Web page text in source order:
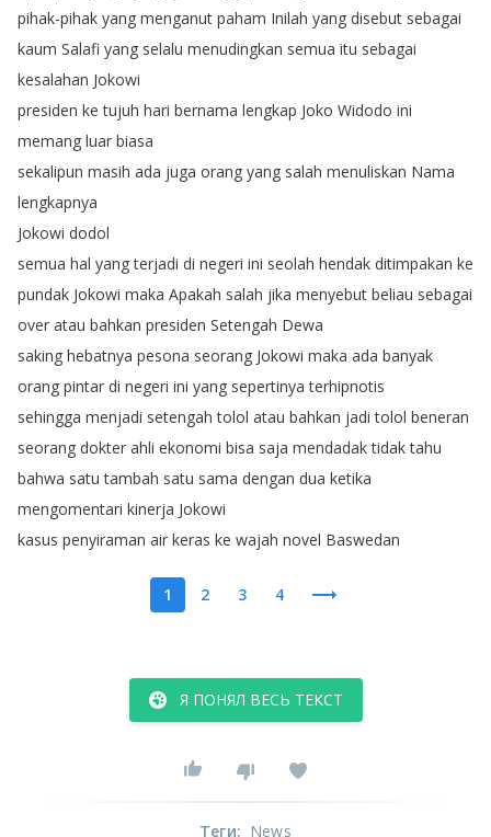
pihak-pihak yang menganut paham Inilah yang disebut sebagai
kaum Salafi yang selalu menudingkan semua itu sebagai
kesalahan Jokowi
presiden ke tujuh hari bernama lengkap Joko Widodo ini
memang luar biasa
sekalipun masih ada juga orang yang salah menuliskan Nama
lengkapnya
Jokowi dodol
semua hal yang terjadi di negeri ini seolah hendak ditimpakan ke
pundak Jokowi maka Apakah salah jika menyebut beliau sebagai
over atau bahkan presiden Setengah Dewa
saking hebatnya pesona seorang Jokowi maka ada banyak
orang pintar di negeri ini yang sepertinya terhipnotis
sehingga menjadi setengah tolol atau bahkan jadi tolol beneran
seorang dokter ahli ekonomi bisa saja mendadak tidak tahu
bahwa satu tambah satu sama dengan dua ketika
mengomentari kinerja Jokowi
kasus penyiraman air keras ke wajah novel Baswedan
1 2 3 4
Я ПОНЯЛ ВЕСЬ ТЕКСТ
Теги: News